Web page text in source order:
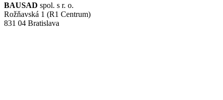
BAUSAD spol. s r. o.
Rožňavská 1 (R1 Centrum)
831 04 Bratislava